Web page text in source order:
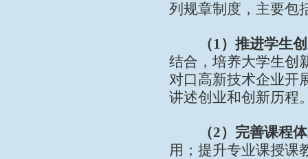
列规章制度，主要包
（1）推进学生
结合，培养大学生创
对口高新技术企业开
讲述创业和创新历程
（2）完善课程
用；提升专业课授课